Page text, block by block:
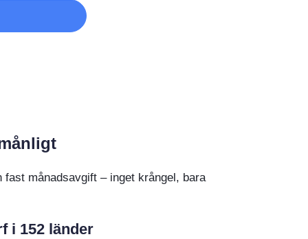
månadsavgift – inget krångel, bara
i 152 länder